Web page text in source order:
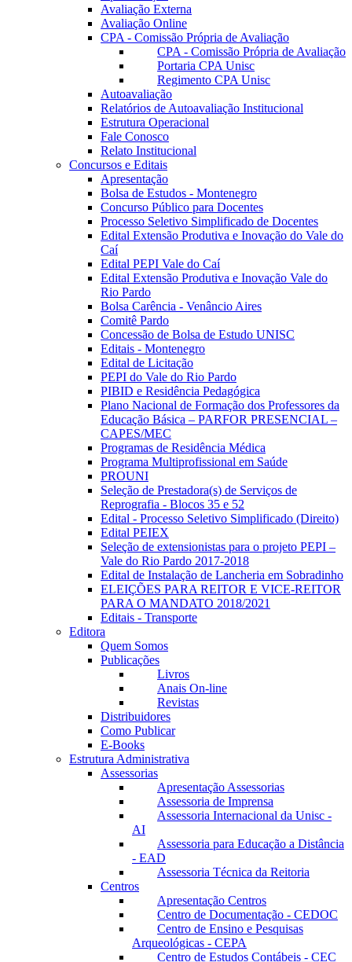
Avaliação Externa
Avaliação Online
CPA - Comissão Própria de Avaliação
CPA - Comissão Própria de Avaliação
Portaria CPA Unisc
Regimento CPA Unisc
Autoavaliação
Relatórios de Autoavaliação Institucional
Estrutura Operacional
Fale Conosco
Relato Institucional
Concursos e Editais
Apresentação
Bolsa de Estudos - Montenegro
Concurso Público para Docentes
Processo Seletivo Simplificado de Docentes
Edital Extensão Produtiva e Inovação do Vale do
Caí
Edital PEPI Vale do Caí
Edital Extensão Produtiva e Inovação Vale do
Rio Pardo
Bolsa Carência - Venâncio Aires
Comitê Pardo
Concessão de Bolsa de Estudo UNISC
Editais - Montenegro
Edital de Licitação
PEPI do Vale do Rio Pardo
PIBID e Residência Pedagógica
Plano Nacional de Formação dos Professores da
Educação Básica – PARFOR PRESENCIAL –
CAPES/MEC
Programas de Residência Médica
Programa Multiprofissional em Saúde
PROUNI
Seleção de Prestadora(s) de Serviços de
Reprografia - Blocos 35 e 52
Edital - Processo Seletivo Simplificado (Direito)
Edital PEIEX
Seleção de extensionistas para o projeto PEPI –
Vale do Rio Pardo 2017-2018
Edital de Instalação de Lancheria em Sobradinho
ELEIÇÕES PARA REITOR E VICE-REITOR
PARA O MANDATO 2018/2021
Editais - Transporte
Editora
Quem Somos
Publicações
Livros
Anais On-line
Revistas
Distribuidores
Como Publicar
E-Books
Estrutura Administrativa
Assessorias
Apresentação Assessorias
Assessoria de Imprensa
Assessoria Internacional da Unisc -
AI
Assessoria para Educação a Distância
- EAD
Assessoria Técnica da Reitoria
Centros
Apresentação Centros
Centro de Documentação - CEDOC
Centro de Ensino e Pesquisas
Arqueológicas - CEPA
Centro de Estudos Contábeis - CEC